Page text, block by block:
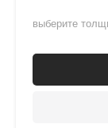
проставка
выберите